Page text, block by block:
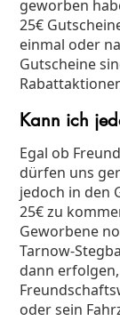
geworben
25€
einmal oder
Gutscheine
Kann ich
Egal ob
dürfen uns
jedoch in den
25€ zu
Geworbene
Tarnow-
dann
oder sein